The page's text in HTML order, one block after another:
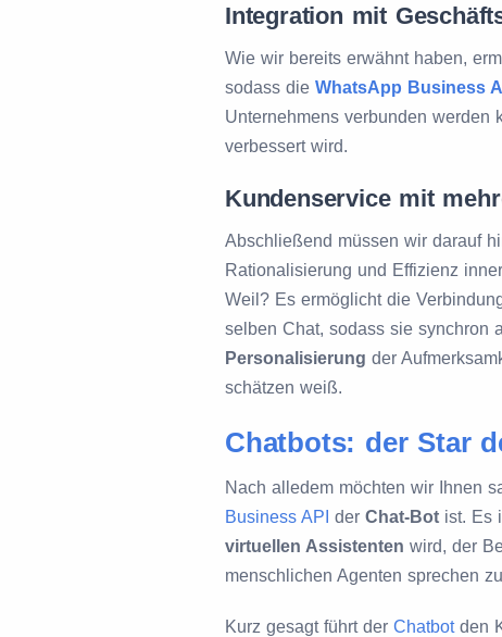
Integration mit
Wie wir bereits erwähnt haben,
sodass die WhatsApp Business
Unternehmens verbunden werden
verbessert wird.
Kundenservice mit
Abschließend müssen wir darauf
Rationalisierung und Effizienz
Weil? Es ermöglicht die
selben Chat, sodass sie synchron
Personalisierung der
schätzen weiß.
Chatbots: der Star
Nach alledem möchten wir Ihnen
Business API der Chat-Bot ist. Es
virtuellen Assistenten wird, der
menschlichen Agenten sprechen
Kurz gesagt führt der Chatbotden